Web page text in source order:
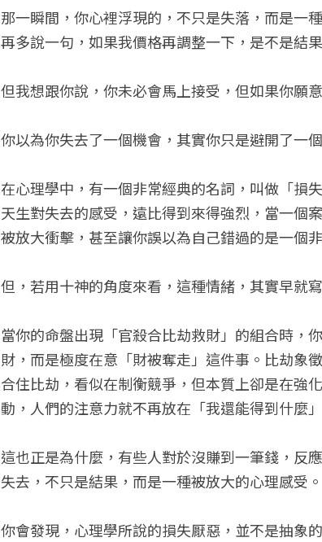
那一瞬間，你心裡浮現的，不只是失落，而是一
再多說一句，如果我價格再調整一下，是不是結
但我想跟你說，你未必會馬上接受，但如果你願
你以為你失去了一個機會，其實你只是避開了一
在心理學中，有一個非常經典的名詞，叫做「損
天生對失去的感受，遠比得到來得強烈，當一個
被放大衝擊，甚至讓你誤以為自己錯過的是一個
但，若用十神的角度來看，這種情緒，其實早就
當你的命盤出現「官殺合比劫救財」的組合時，
財，而是極度在意「財被奪走」這件事。比劫象
合住比劫，看似在制衡競爭，但本質上卻是在強
動，人們的注意力就不再放在「我還能得到什麼
這也正是為什麼，有些人對於沒賺到一筆錢，反
失去，不只是結果，而是一種被放大的心理感受。
你會發現，心理學所說的損失厭惡，並不是抽象